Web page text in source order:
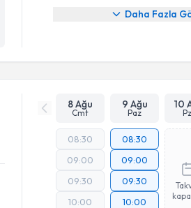
Daha Fazla
8 Ağu
Cmt
9 Ağu
Paz
10
08:30
09:00
09:30
10:00
08:30
09:00
09:30
10:00